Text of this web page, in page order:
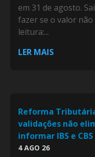
em 31 de agosto.
fazer se o valor
leitura:...
LER MAIS
Reforma
validações não
informar IBS e CBS
4 AGO 26